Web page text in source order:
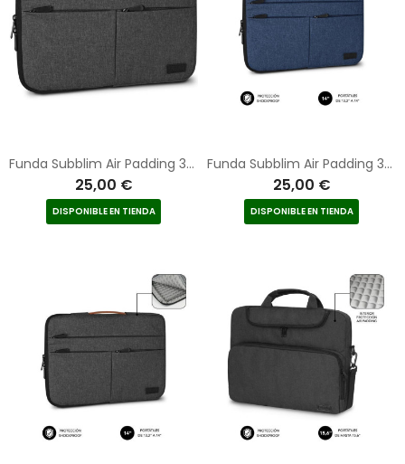
Funda Subblim Air Padding 360 Sleeve para Portátiles hasta 15.6"/ Gris Oscuro
25,00 €
DISPONIBLE EN TIENDA
Funda Subblim Air Padding 360 Sleeve para Portátiles hasta 14"/ Azul
25,00 €
DISPONIBLE EN TIENDA